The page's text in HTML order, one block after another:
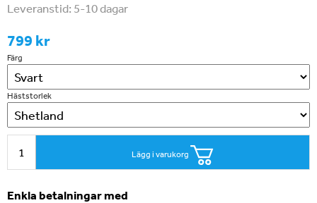
Leveranstid: 5-10 dagar
799 kr
Färg
Häststorlek
Lägg i varukorg
Enkla betalningar med